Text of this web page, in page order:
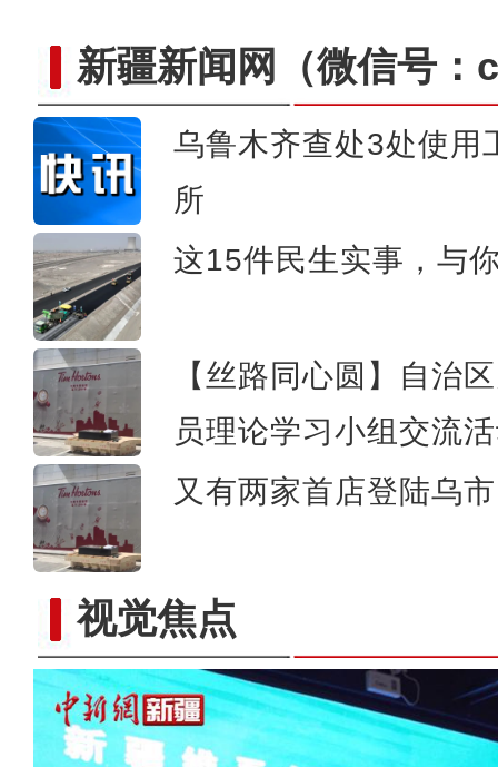
新疆新闻网 （微信号
乌鲁木齐查处3处使用
所
这15件民生实事，与
【丝路同心圆】自治
员理论学习小组交流
又有两家首店登陆乌
视觉焦点
新疆对外经济贸易